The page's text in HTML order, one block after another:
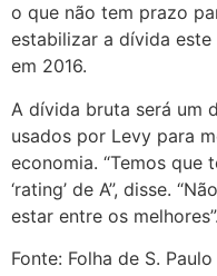
o que não tem prazo
estabilizar a dívida
em 2016.
A dívida bruta será um
usados por Levy para
economia. “Temos que
‘rating’ de A”, disse.
estar entre os melhores”.
Fonte: Folha de S. Paulo